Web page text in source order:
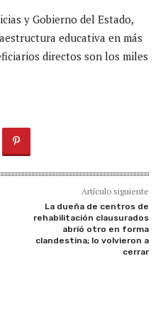
y Gobierno del Estado,
educativa en más
directos son los miles
Artículo siguiente
La dueña de centros de
rehabilitación clausurados
abrió otro en forma
clandestina; lo volvieron a
cerrar